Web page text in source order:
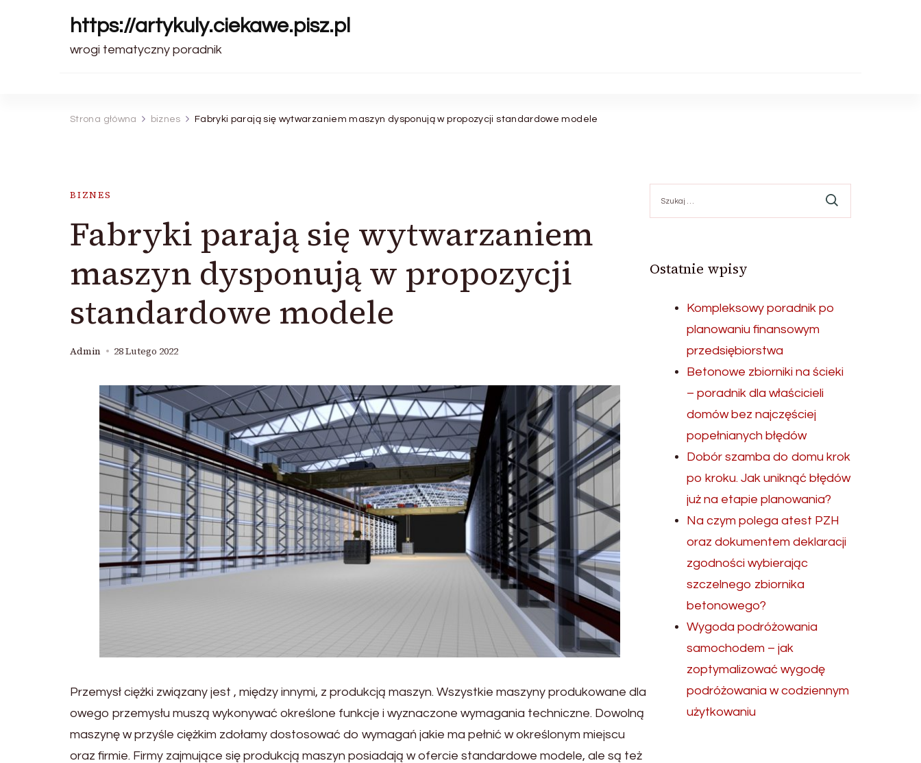
https://artykuly.ciekawe.pisz.pl
wrogi tematyczny poradnik
Strona główna biznes Fabryki parają się wytwarzaniem maszyn dysponują w propozycji standardowe modele
BIZNES
Fabryki parają się wytwarzaniem
maszyn dysponują w propozycji
standardowe modele
Admin 28 Lutego 2022
Przemysł ciężki związany jest , między innymi, z produkcją maszyn. Wszystkie maszyny produkowane dla
owego przemysłu muszą wykonywać określone funkcje i wyznaczone wymagania techniczne. Dowolną
maszynę w przyśle ciężkim zdołamy dostosować do wymagań jakie ma pełnić w określonym miejscu
oraz firmie. Firmy zajmujące się produkcją maszyn posiadają w ofercie standardowe modele, ale są też
Ostatnie wpisy
Kompleksowy poradnik po
planowaniu finansowym
przedsiębiorstwa
Betonowe zbiorniki na ścieki
– poradnik dla właścicieli
domów bez najczęściej
popełnianych błędów
Dobór szamba do domu krok
po kroku. Jak uniknąć błędów
już na etapie planowania?
Na czym polega atest PZH
oraz dokumentem deklaracji
zgodności wybierając
szczelnego zbiornika
betonowego?
Wygoda podróżowania
samochodem – jak
zoptymalizować wygodę
podróżowania w codziennym
użytkowaniu